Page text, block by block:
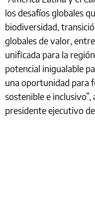
los desafíos globales
biodiversidad,
globales de valor,
unificada para la
potencial inigualable
una oportunidad para
sostenible e
presidente ejecutivo de